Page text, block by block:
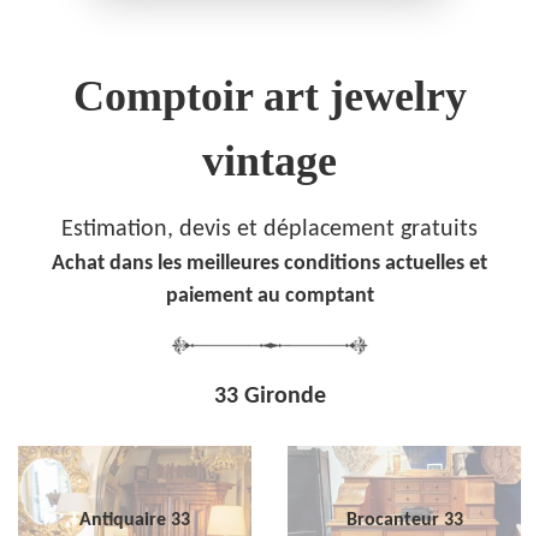
Comptoir art jewelry
vintage
Estimation, devis et déplacement gratuits
Achat dans les meilleures conditions actuelles et
paiement au comptant
33 Gironde
Antiquaire 33 Brocanteur 33